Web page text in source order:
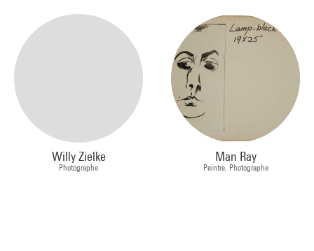
Willy Zielke
Photographe
Man Ray
Peintre, Photographe